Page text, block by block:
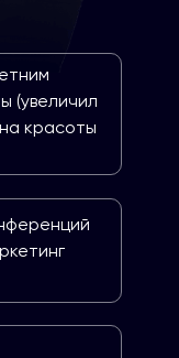
(увеличил
красоты